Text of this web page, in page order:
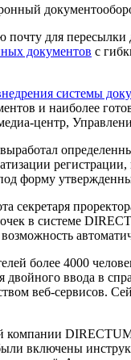
для
документов с
системы
и наиболее
центр,
форму
секретаря
в системе
более 4000
ввода в
веб-сервисов.
компании
включены